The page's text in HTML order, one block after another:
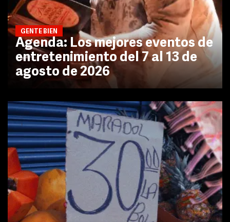
GENTE BIEN
Agenda: Los mejores eventos de
entretenimiento del 7 al 13 de
agosto de 2026